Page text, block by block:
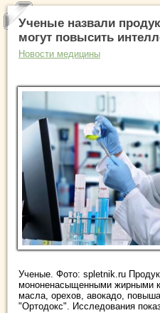
Ученые назвали
могут повысить
Новости медицины
Ученые. Фото: spletnik.ru
мононенасыщенными жирными
масла, орехов, авокадо,
"Ортодокс". Исследования